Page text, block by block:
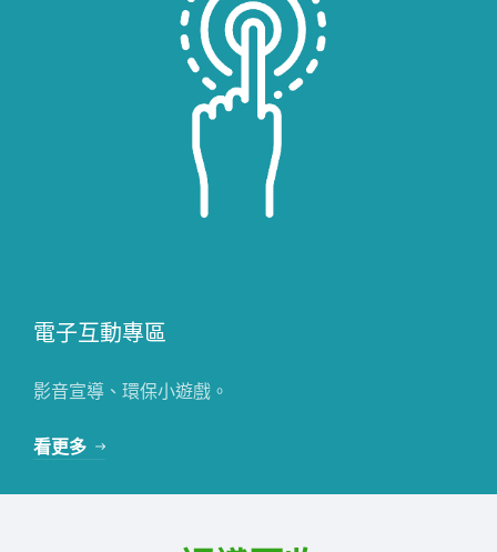
電子互動專區
影音宣導、環保小遊戲。
看更多